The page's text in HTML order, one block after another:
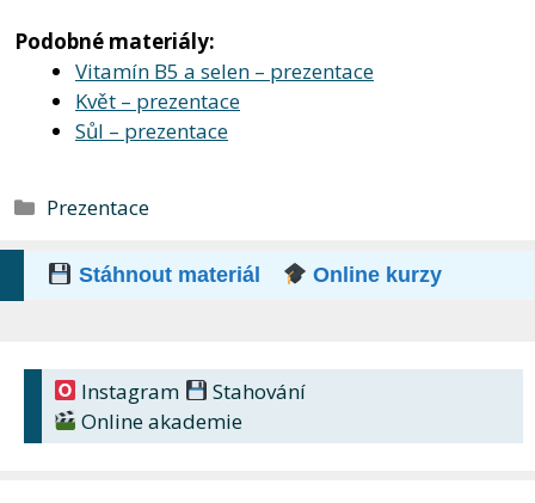
Podobné materiály:
Vitamín B5 a selen – prezentace
Květ – prezentace
Sůl – prezentace
Rubriky
Prezentace
Stáhnout materiál Online kurzy
Instagram
Stahování
Online akademie